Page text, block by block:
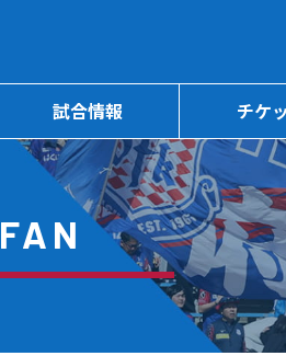
試合情報 チケ
FAN